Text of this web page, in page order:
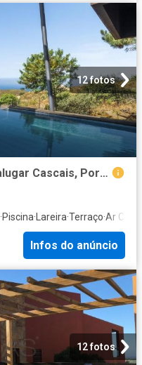
12 fotos
Casa de luxo de 248 m² para alugar Cascais, Portugal
·Piscina· Lareira·Terraço·Ar
Infos do anúncio
12 fotos